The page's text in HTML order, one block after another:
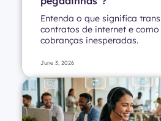
Entenda o que significa
contratos de internet e
cobranças inesperadas.
June 3, 2026